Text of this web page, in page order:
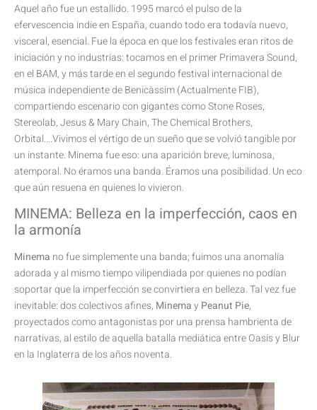
Aquel año fue un estallido. 1995 marcó el pulso de la
efervescencia indie en España, cuando todo era todavía nuevo,
visceral, esencial. Fue la época en que los festivales eran ritos de
iniciación y no industrias: tocamos en el primer Primavera Sound,
en el BAM, y más tarde en el segundo festival internacional de
música independiente de Benicàssim (Actualmente FIB),
compartiendo escenario con gigantes como Stone Roses,
Stereolab, Jesus & Mary Chain, The Chemical Brothers,
Orbital….Vivimos el vértigo de un sueño que se volvió tangible por
un instante. Minema fue eso: una aparición breve, luminosa,
atemporal. No éramos una banda. Éramos una posibilidad. Un eco
que aún resuena en quienes lo vivieron.
MINEMA: Belleza en la imperfección, caos en
la armonía
Minema no fue simplemente una banda; fuimos una anomalía
adorada y al mismo tiempo vilipendiada por quienes no podían
soportar que la imperfección se convirtiera en belleza. Tal vez fue
inevitable: dos colectivos afines, Minemay Peanut Pie,
proyectados como antagonistas por una prensa hambrienta de
narrativas, al estilo de aquella batalla mediática entre Oasis y Blur
en la Inglaterra de los años noventa.